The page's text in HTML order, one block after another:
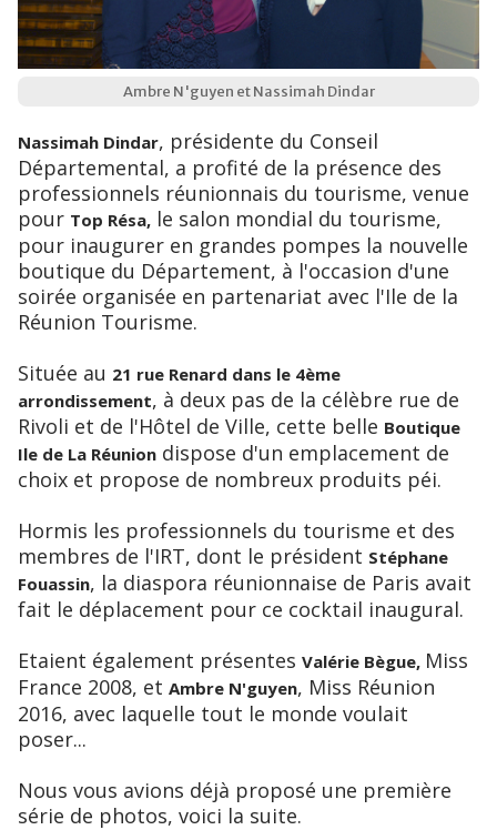
Ambre N'guyen et Nassimah Dindar
Nassimah Dindar, présidente du Conseil
Départemental, a profité de la présence des
professionnels réunionnais du tourisme, venue
pour Top Résa, le salon mondial du tourisme,
pour inaugurer en grandes pompes la nouvelle
boutique du Département, à l'occasion d'une
soirée organisée en partenariat avec l'Ile de la
Réunion Tourisme.
Située au 21 rue Renard dans le 4ème
arrondissement, à deux pas de la célèbre rue de
Rivoli et de l'Hôtel de Ville, cette belle Boutique
Ile de La Réunion dispose d'un emplacement de
choix et propose de nombreux produits péi.
Hormis les professionnels du tourisme et des
membres de l'IRT, dont le président Stéphane
Fouassin, la diaspora réunionnaise de Paris avait
fait le déplacement pour ce cocktail inaugural.
Etaient également présentes Valérie Bègue, Miss
France 2008, et Ambre N'guyen, Miss Réunion
2016, avec laquelle tout le monde voulait
poser...
Nous vous avions déjà proposé une première
série de photos, voici la suite.